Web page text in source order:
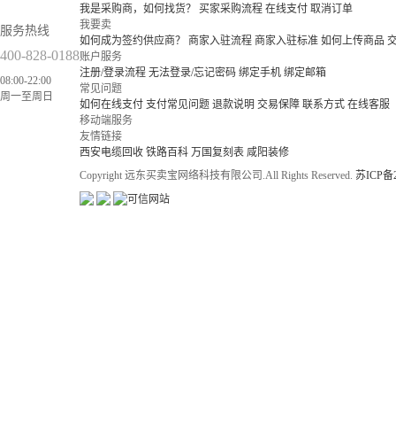
服务热线
400-828-0188
08:00-22:00
周一至周日
我是采购商，如何找货？
买家采购流程 在线支付 取消订单
我要卖
如何成为签约供应商？
商家入驻流程 商家入驻标准 如何上传商品
账户服务
注册/登录流程 无法登录/忘记密码 绑定手机 绑定邮箱
常见问题
如何在线支付 支付常见问题 退款说明 交易保障 联系方式 在线客服
移动端服务
友情链接
西安电缆回收 铁路百科 万国复刻表 咸阳装修
Copyright 远东买卖宝网络科技有限公司.All Rights Reserved. 苏ICP备